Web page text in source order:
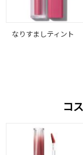
なりすましティント
コ